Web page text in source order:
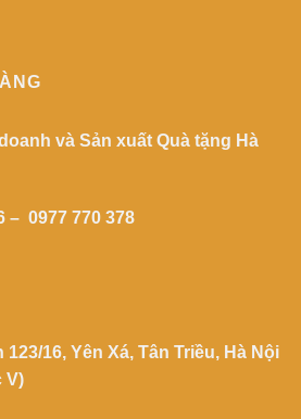
và Sản xuất Quà tặng Hà
– 0977 770 378
16, Yên Xá, Tân Triều, Hà Nội
V)